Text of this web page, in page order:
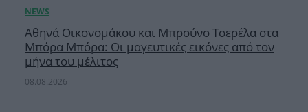
Αθηνά Οικονομάκου και Μπρούνο Τσερέλα στα
Μπόρα Μπόρα: Οι μαγευτικές εικόνες από τον
μήνα του μέλιτος
08.08.2026